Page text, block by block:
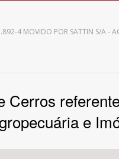
4 MOVIDO POR SATTIN S/A -
Cerros
e